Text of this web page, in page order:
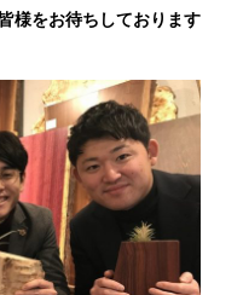
様をお待ちしております